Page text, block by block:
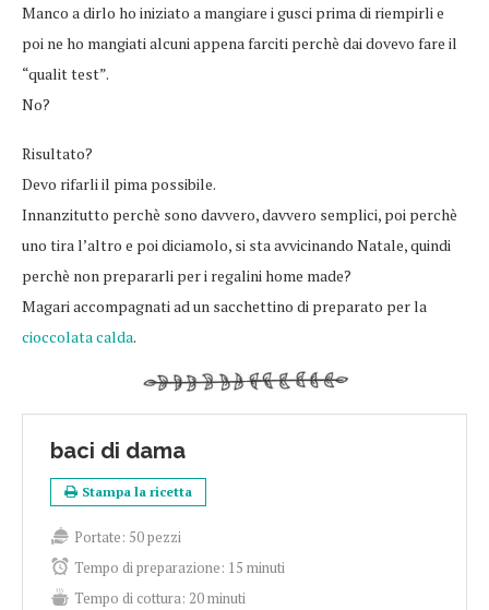
Manco a dirlo ho iniziato a mangiare i gusci prima di riempirli e
poi ne ho mangiati alcuni appena farciti perchè dai dovevo fare il
“qualit test”.
No?
Risultato?
Devo rifarli il pima possibile.
Innanzitutto perchè sono davvero, davvero semplici, poi perchè
uno tira l’altro e poi diciamolo, si sta avvicinando Natale, quindi
perchè non prepararli per i regalini home made?
Magari accompagnati ad un sacchettino di preparato per la
cioccolata calda.
baci di dama
Stampa la ricetta
Portate: 50 pezzi
Tempo di preparazione: 15 minuti
Tempo di cottura: 20 minuti